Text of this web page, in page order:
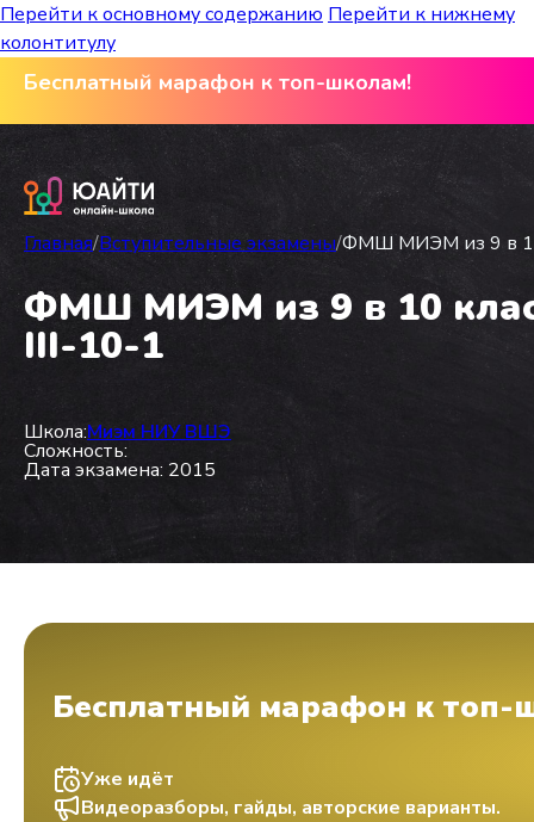
Перейти к основному содержанию Перейти к нижнему
колонтитулу
Бесплатный марафон к топ-школам!
Главная/Вступительные экзамены/ФМШ МИЭМ из 9 в
ФМШ МИЭМ из 9 в 10
III-10-1
Школа:Миэм НИУ ВШЭ
Сложность:
Дата экзамена: 2015
Бесплатный марафон к топ-
Уже идёт
Видеоразборы, гайды, авторские варианты.